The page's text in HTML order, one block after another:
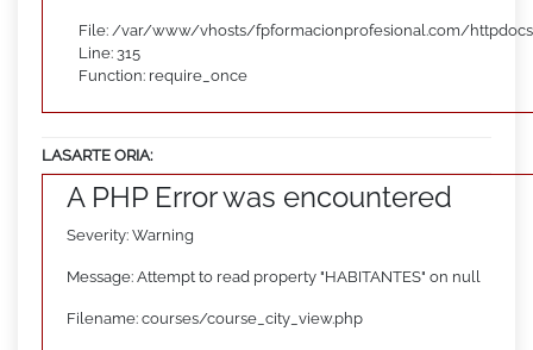
File: /var/www/vhosts/fpformacionprofesional.com/
Line: 315
Function: require_once
LASARTE ORIA:
A PHP Error was encountered
Severity: Warning
Message: Attempt to read property "HABITANTES" on null
Filename: courses/course_city_view.php